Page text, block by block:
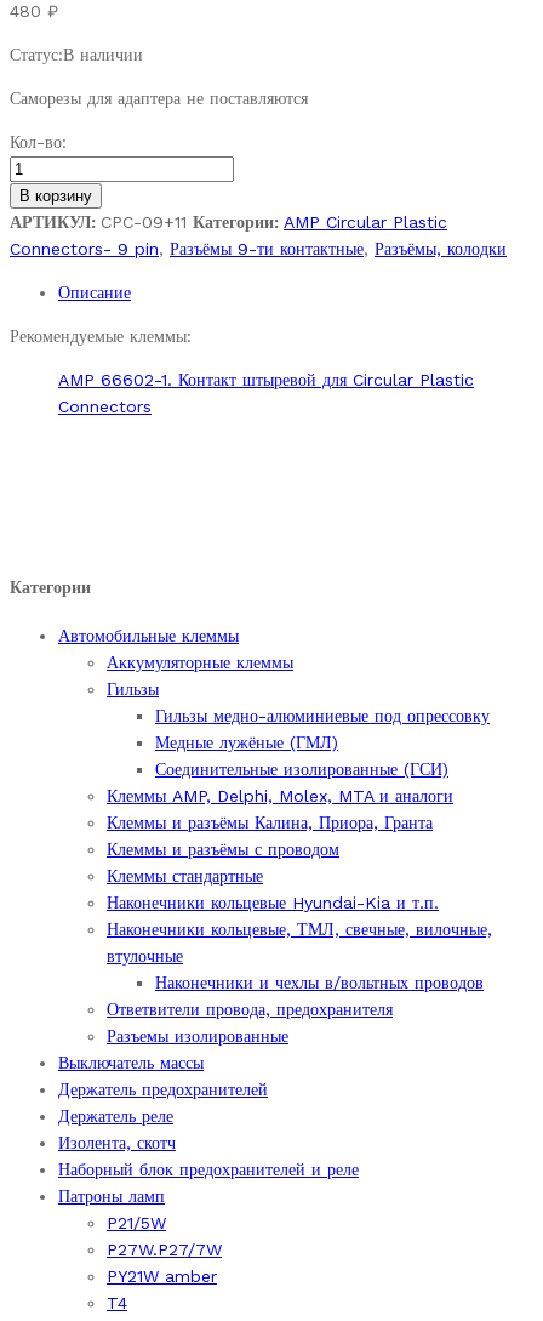
480 ₽
Статус:В наличии
Саморезы для адаптера не поставляются
АМР
206705-
Разъём
штыревой
серии
Plastic
Connectors
Кол-во:
В корзину
АРТИКУЛ: CPC-09+11 Категории: AMP Circular Plastic
Connectors- 9 pin, Разъёмы 9-ти контактные, Разъёмы, колодки
Описание
Рекомендуемые клеммы:
AMP 66602-1. Контакт штыревой для Circular Plastic
Connectors
Категории
Автомобильные клеммы
Аккумуляторные клеммы
Гильзы
Гильзы медно-алюминиевые под опрессовку
Медные лужёные (ГМЛ)
Соединительные изолированные (ГСИ)
Клеммы AMP, Delphi, Molex, MTA и аналоги
Клеммы и разъёмы Калина, Приора, Гранта
Клеммы и разъёмы с проводом
Клеммы стандартные
Наконечники кольцевые Hyundai-Kia и т.п.
Наконечники кольцевые, ТМЛ, свечные, вилочные,
втулочные
Наконечники и чехлы в/вольтных проводов
Ответвители провода, предохранителя
Разъемы изолированные
Выключатель массы
Держатель предохранителей
Держатель реле
Изолента, скотч
Наборный блок предохранителей и реле
Патроны ламп
P21/5W
P27W.P27/7W
PY21W amber
T4